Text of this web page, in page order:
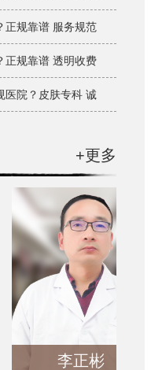
正规靠谱 服务规范
正规靠谱 透明收费
医院？皮肤专科 诚
+更多
李正彬